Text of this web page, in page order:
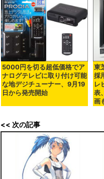
5000円を切る超低価格でア
ナログテレビに取り付け可能
な地デジチューナー、9月19
日から発売開始
東
採
レ
表
画
<< 次の記事